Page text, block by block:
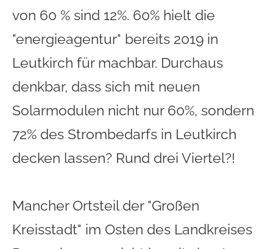
von 60 % sind 12%. 60% hielt die
"energieagentur" bereits 2019 in
Leutkirch für machbar. Durchaus
denkbar, dass sich mit neuen
Solarmodulen nicht nur 60%, sondern
72% des Strombedarfs in Leutkirch
decken lassen? Rund drei Viertel?!
Mancher Ortsteil der "Großen
Kreisstadt" im Osten des Landkreises